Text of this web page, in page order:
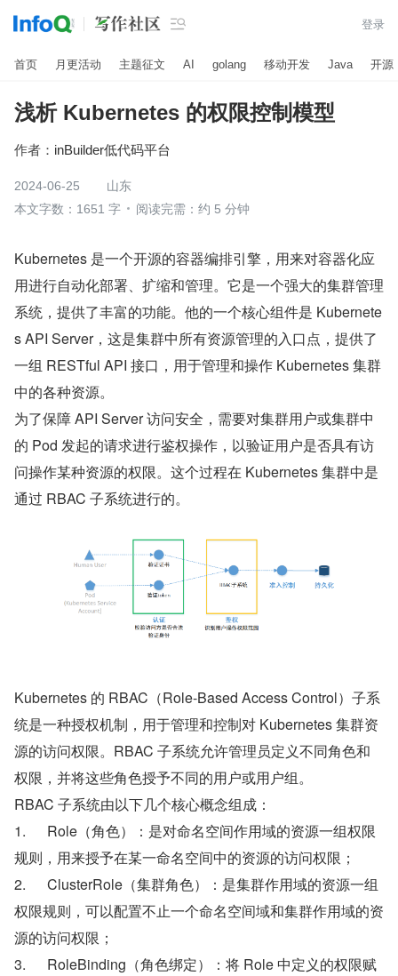
 登录
首页 月更活动 主题征文 AI golang 移动开发 Java 开源
浅析 Kubernetes 的权限控制模型
作者： inBuilder低代码平台
2024-06-25
山东
本文字数：1651 字
阅读完需：约 5 分钟
Kubernetes 是一个开源的容器编排引擎，用来对容器化应
用进行自动化部署、扩缩和管理。它是一个强大的集群管理
系统，提供了丰富的功能。他的一个核心组件是 Kubernete
s API Server，这是集群中所有资源管理的入口点，提供了
一组 RESTful API 接口，用于管理和操作 Kubernetes 集群
中的各种资源。
为了保障 API Server 访问安全，需要对集群用户或集群中
的 Pod 发起的请求进行鉴权操作，以验证用户是否具有访
问操作某种资源的权限。这个过程在 Kubernetes 集群中是
通过 RBAC 子系统进行的。
Kubernetes 的 RBAC（Role-Based Access Control）子系
统是一种授权机制，用于管理和控制对 Kubernetes 集群资
源的访问权限。RBAC 子系统允许管理员定义不同角色和
权限，并将这些角色授予不同的用户或用户组。
RBAC 子系统由以下几个核心概念组成：
1.      Role（角色）：是对命名空间作用域的资源一组权限
规则，用来授予在某一命名空间中的资源的访问权限；
2.      ClusterRole（集群角色）：是集群作用域的资源一组
权限规则，可以配置不止一个命名空间域和集群作用域的资
源的访问权限；
3.      RoleBinding（角色绑定）：将 Role 中定义的权限赋